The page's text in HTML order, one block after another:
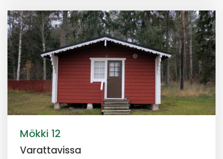
Mökki 12
Varattavissa